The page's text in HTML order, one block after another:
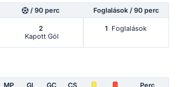
/ 90 perc Foglalások / 90 perc
2
Kapott Gól
1 Foglalások
MP Gl GC CS Perc